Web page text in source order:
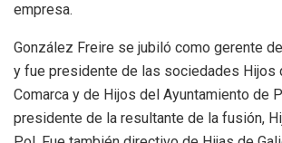
empresa.
González Freire se jubiló como gerente
y fue presidente de las sociedades Hijos
Comarca y de Hijos del Ayuntamiento de
presidente de la resultante de la fusión,